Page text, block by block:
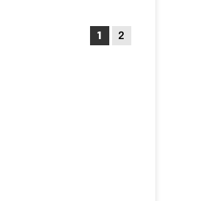
1 2